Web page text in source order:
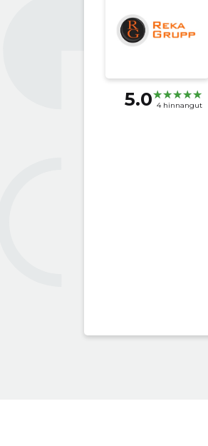
5.0 4 hinnangut